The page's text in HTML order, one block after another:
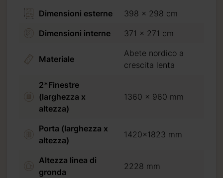
Dimensioni esterne
398 x 298 cm
Dimensioni interne
371 x 271 cm
Materiale
Abete nordico a
crescita lenta
2*Finestre
(larghezza x
altezza)
1360 x 960 mm
Porta (larghezza x
altezza)
1420x1823 mm
Altezza linea di
gronda
2228 mm